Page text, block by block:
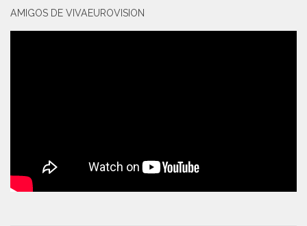
AMIGOS DE VIVAEUROVISION